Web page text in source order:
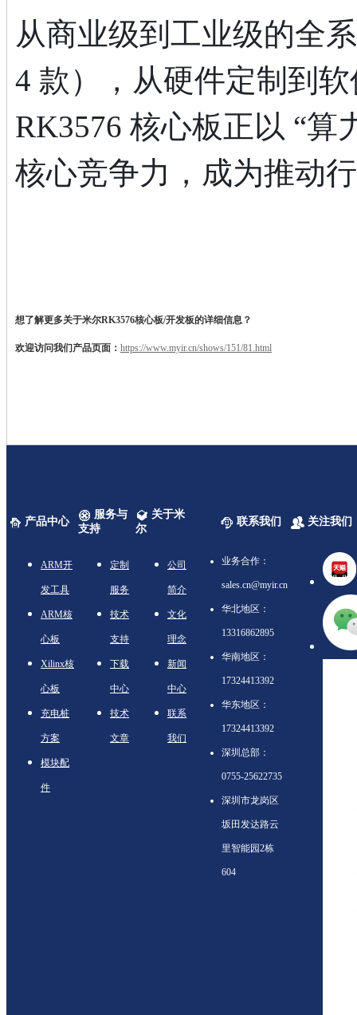
从商业级到工业级的全
4 款），从硬件定制到
RK3576 核心板正以 “算
核心竞争力，成为推动
想了解更多关于米尔RK3576核心板/开发板的详细信息？
欢迎访问我们产品页面： https://www.myir.cn/shows/151/81.html
产品中心
服务与
支持
关于米
尔
联系我们 关注我们
ARM开
发工具
ARM核
心板
Xilinx核
心板
充电桩
方案
模块配
件
定制
服务
技术
支持
下载
中心
技术
文章
公司
简介
文化
理念
新闻
中心
联系
我们
业务合作：
sales.cn@myir.cn
华北地区：
13316862895
华南地区：
17324413392
华东地区：
17324413392
深圳总部：
0755-25622735
深圳市龙岗区
坂田发达路云
里智能园2栋
604